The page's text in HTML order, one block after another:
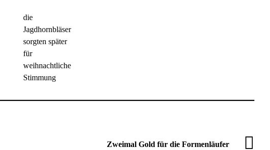
die
Jagdhornbläser
sorgten später
für
weihnachtliche
Stimmung
Zweimal Gold für die Formenläufer